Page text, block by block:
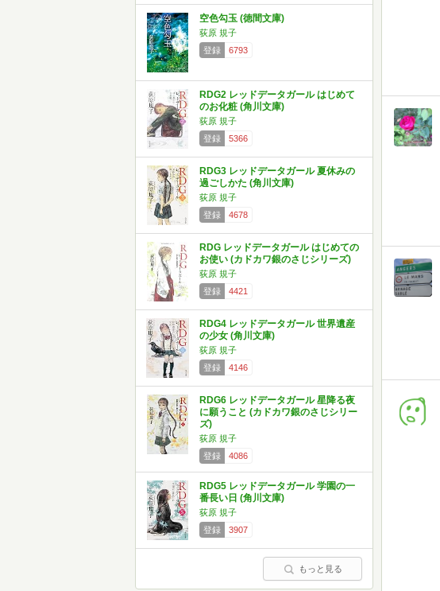
空色勾玉 (徳間文庫)
荻原 規子
登録
6793
RDG2 レッドデータガール はじめて
のお化粧 (角川文庫)
荻原 規子
登録
5366
RDG3 レッドデータガール 夏休みの
過ごしかた (角川文庫)
荻原 規子
登録
4678
RDG レッドデータガール はじめての
お使い (カドカワ銀のさじシリーズ)
荻原 規子
登録
4421
RDG4 レッドデータガール 世界遺産
の少女 (角川文庫)
荻原 規子
登録
4146
RDG6 レッドデータガール 星降る夜
に願うこと (カドカワ銀のさじシリー
ズ)
荻原 規子
登録
4086
RDG5 レッドデータガール 学園の一
番長い日 (角川文庫)
荻原 規子
登録
3907
もっと見る